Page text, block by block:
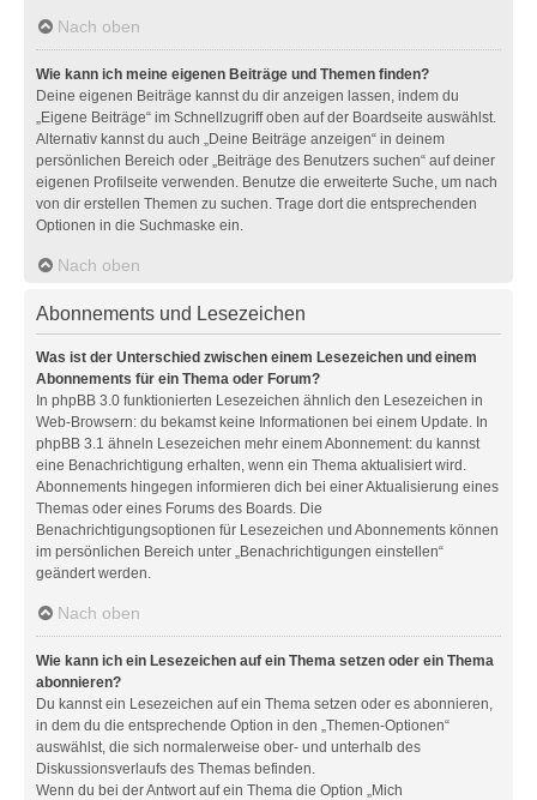
Nach oben
Wie kann ich meine eigenen Beiträge und Themen finden?
Deine eigenen Beiträge kannst du dir anzeigen lassen, indem du
„Eigene Beiträge“ im Schnellzugriff oben auf der Boardseite auswählst.
Alternativ kannst du auch „Deine Beiträge anzeigen“ in deinem
persönlichen Bereich oder „Beiträge des Benutzers suchen“ auf deiner
eigenen Profilseite verwenden. Benutze die erweiterte Suche, um nach
von dir erstellen Themen zu suchen. Trage dort die entsprechenden
Optionen in die Suchmaske ein.
Nach oben
Abonnements und Lesezeichen
Was ist der Unterschied zwischen einem Lesezeichen und einem
Abonnements für ein Thema oder Forum?
In phpBB 3.0 funktionierten Lesezeichen ähnlich den Lesezeichen in
Web-Browsern: du bekamst keine Informationen bei einem Update. In
phpBB 3.1 ähneln Lesezeichen mehr einem Abonnement: du kannst
eine Benachrichtigung erhalten, wenn ein Thema aktualisiert wird.
Abonnements hingegen informieren dich bei einer Aktualisierung eines
Themas oder eines Forums des Boards. Die
Benachrichtigungsoptionen für Lesezeichen und Abonnements können
im persönlichen Bereich unter „Benachrichtigungen einstellen“
geändert werden.
Nach oben
Wie kann ich ein Lesezeichen auf ein Thema setzen oder ein Thema
abonnieren?
Du kannst ein Lesezeichen auf ein Thema setzen oder es abonnieren,
in dem du die entsprechende Option in den „Themen-Optionen“
auswählst, die sich normalerweise ober- und unterhalb des
Diskussionsverlaufs des Themas befinden.
Wenn du bei der Antwort auf ein Thema die Option „Mich